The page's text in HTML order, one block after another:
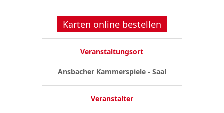
Karten online bestellen
Veranstaltungsort
Ansbacher Kammerspiele - Saal
Veranstalter